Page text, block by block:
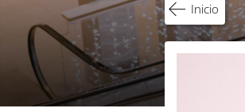
Inicio